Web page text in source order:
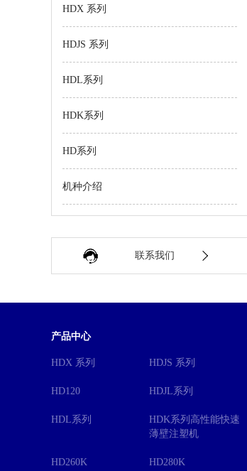
HDX 系列
HDJS 系列
HDL系列
HDK系列
HD系列
机种介绍
联系我们
产品中心
HDX 系列 HDJS 系列
HD120 HDJL系列
HDL系列
HDK系列高性能快速
薄壁注塑机
HD260K HD280K